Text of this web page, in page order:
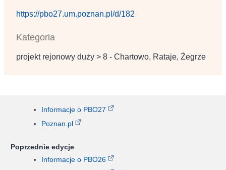
https://pbo27.um.poznan.pl/d/182
Kategoria
projekt rejonowy duży > 8 - Chartowo, Rataje, Żegrze
Informacje o PBO27
Poznan.pl
Poprzednie edycje
Informacje o PBO26